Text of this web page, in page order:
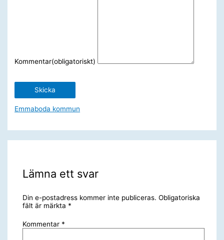
Kommentar(obligatoriskt)
Skicka
Emmaboda kommun
Lämna ett svar
Din e-postadress kommer inte publiceras. Obligatoriska
fält är märkta *
Kommentar *